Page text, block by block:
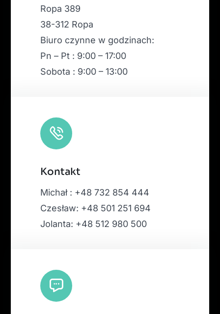
Ropa 389
38-312 Ropa
Biuro czynne w godzinach:
Pn – Pt : 9:00 – 17:00
Sobota : 9:00 – 13:00
Kontakt
Michał : +48 732 854 444
Czesław: +48 501 251 694
Jolanta: +48 512 980 500